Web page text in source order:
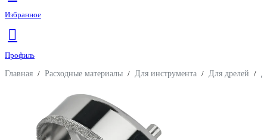
Избранное
Профиль
Главная / Расходные материалы / Для инструмента / Для дрелей /